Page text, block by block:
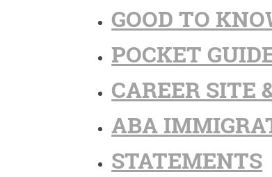
GOOD TO
POCKET
CAREER SITE
ABA
STATEMENTS